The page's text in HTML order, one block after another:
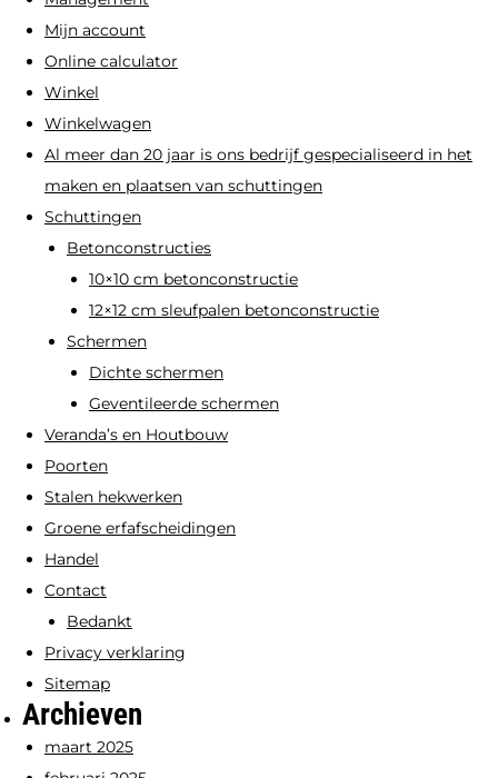
de
productpagina
Mijn account
Online calculator
Winkel
Winkelwagen
Al meer dan 20 jaar is ons bedrijf gespecialiseerd in het
maken en plaatsen van schuttingen
Schuttingen
Betonconstructies
10×10 cm betonconstructie
12×12 cm sleufpalen betonconstructie
Schermen
Dichte schermen
Geventileerde schermen
Veranda’s en Houtbouw
Poorten
Stalen hekwerken
Groene erfafscheidingen
Handel
Contact
Bedankt
Privacy verklaring
Sitemap
Archieven
maart 2025